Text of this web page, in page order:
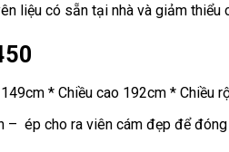
liệu có sẵn tại nhà và giảm thiểu
* Chiều cao 192cm * Chiều
– ép cho ra viên cám đẹp để